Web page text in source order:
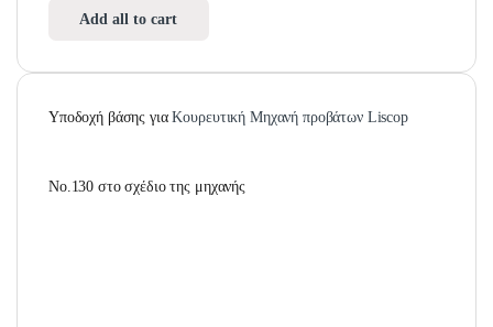
Add all to cart
Υποδοχή βάσης γιαΚουρευτική Μηχανή προβάτων Liscop
No.130 στο σχέδιο της μηχανής